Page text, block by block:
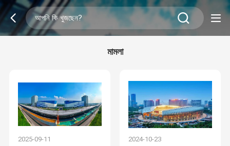
মামলা
2025-09-11 2024-10-23